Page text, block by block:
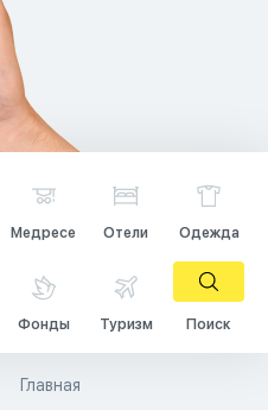
Медресе Отели Одежда
Фонды Туризм Поиск
Главная